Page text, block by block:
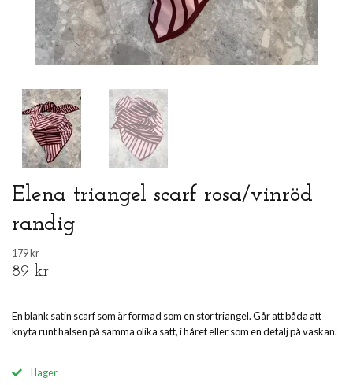
Elena triangel scarf rosa/vinröd
randig
179 kr
89 kr
En blank satin scarf som är formad som en stor triangel. Går att båda att
knyta runt halsen på samma olika sätt, i håret eller som en detalj på väskan.
I lager